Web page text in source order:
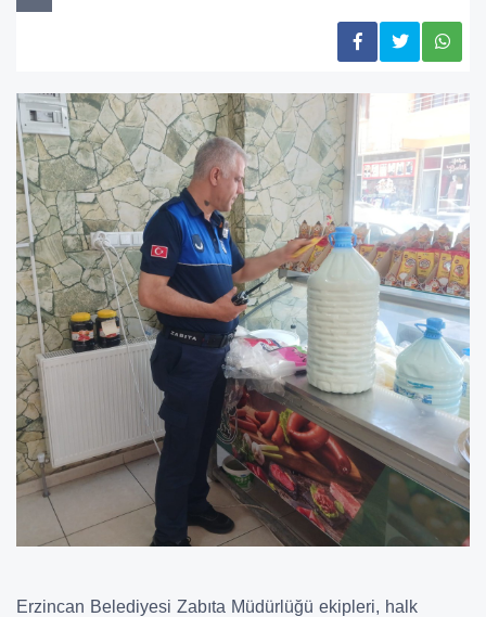
Erzincan Belediyesi Zabıta Müdürlüğü ekipleri, halk